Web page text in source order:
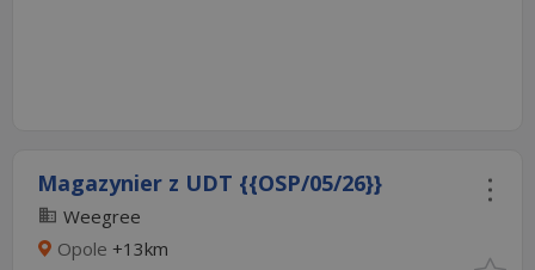
Magazynier z UDT {{OSP/05/26}}
Weegree
Opole +13km